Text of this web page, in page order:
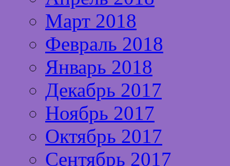
Март 2018
Февраль 2018
Январь 2018
Декабрь 2017
Ноябрь 2017
Октябрь 2017
Сентябрь 2017